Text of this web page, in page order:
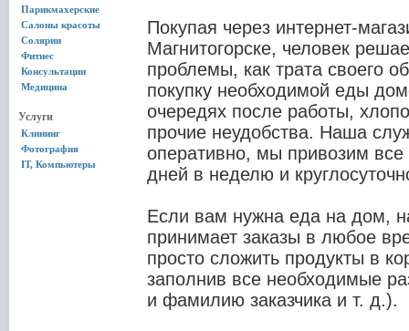
Парикмахерские
Салоны красоты
Солярии
Фитнес
Консультации
Медицина
Услуги
Клининг
Фотография
IT, Компьютеры
Покупая через интернет-
Магнитогорске, человек
проблемы, как трата своего
покупку необходимой еды
очередях после работы,
прочие неудобства. Наша
оперативно, мы привозим
дней в неделю и
Если вам нужна еда на дом,
принимает заказы в любое
просто сложить продукты в
заполнив все необходимые
и фамилию заказчика и т. д.).